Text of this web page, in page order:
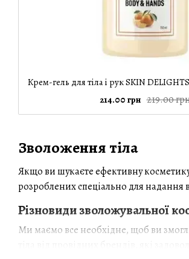
Зволоження тіла
Якщо ви шукаєте ефективну
розроблених спеціально для надання
Різновиди зволожувальної
Ми маємо все необхідне, щоб ви
219.00
214.00 грн